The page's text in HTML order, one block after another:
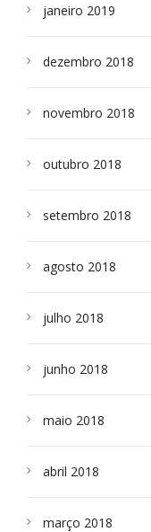
janeiro 2019
dezembro 2018
novembro 2018
outubro 2018
setembro 2018
agosto 2018
julho 2018
junho 2018
maio 2018
abril 2018
março 2018